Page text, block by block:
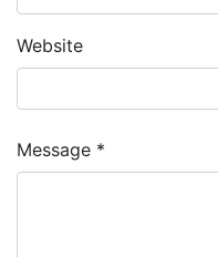
Website
Message *